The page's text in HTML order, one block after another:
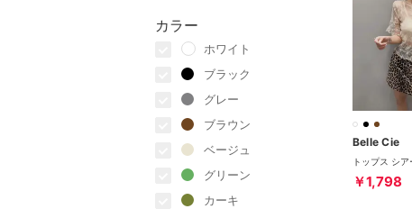
カラー
ホワイト
ブラック
グレー
ブラウン
ベージュ
グリーン
カーキ
Belle Cie
￥1,798